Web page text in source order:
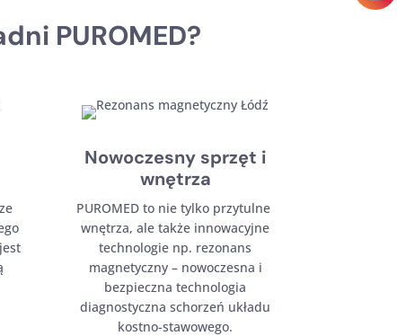
PUROMED?
Nowoczesny sprzęt i
wnętrza
PUROMED to nie tylko przytulne
wnętrza, ale także innowacyjne
technologie np. rezonans
magnetyczny – nowoczesna i
bezpieczna technologia
diagnostyczna schorzeń układu
kostno-stawowego.